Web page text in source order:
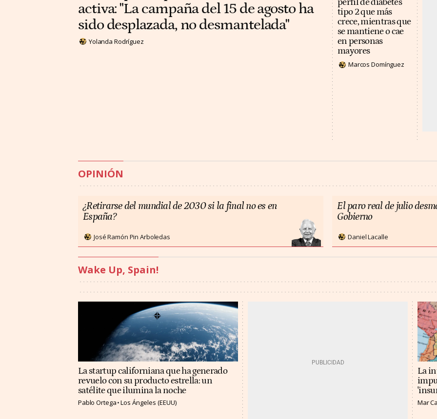
activa: "La campaña del 15 de agosto ha
sido desplazada, no desmantelada"
Yolanda Rodríguez
perfil de diabetes
tipo 2 que más
crece, mientras que
se mantiene o cae
en personas
mayores
Marcos Domínguez
OPINIÓN
¿Retirarse del mundial de 2030 si la final no es en
España?
José Ramón Pin Arboledas
El paro real de julio
Gobierno
Daniel Lacalle
Wake Up, Spain!
La startup californiana que ha generado
revuelo con su producto estrella: un
satélite que ilumina la noche
Pablo Ortega Los Ángeles (EEUU)
La
Mar